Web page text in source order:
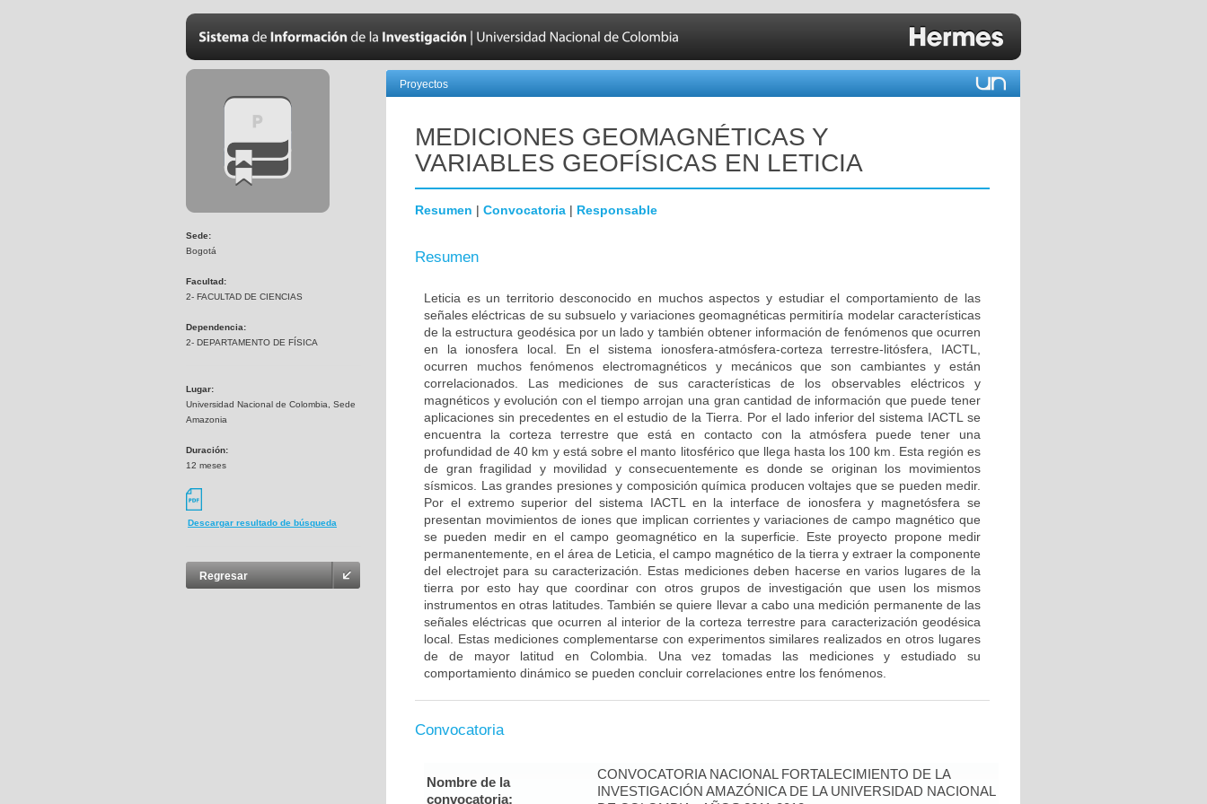
Sede:
Bogotá
Facultad:
2- FACULTAD DE CIENCIAS
Dependencia:
2- DEPARTAMENTO DE FÍSICA
Lugar:
Universidad Nacional de Colombia, Sede
Amazonia
Duración:
12 meses
Descargar resultado de búsqueda
Regresar
Proyectos
MEDICIONES GEOMAGNÉTICAS Y
VARIABLES GEOFÍSICAS EN LETICIA
Resumen | Convocatoria | Responsable
Resumen
Leticia es un territorio desconocido en muchos aspectos y estudiar el comportamiento de las
señales eléctricas de su subsuelo y variaciones geomagnéticas permitiría modelar características
de la estructura geodésica por un lado y también obtener información de fenómenos que ocurren
en la ionosfera local. En el sistema ionosfera-atmósfera-corteza terrestre-litósfera, IACTL,
ocurren muchos fenómenos electromagnéticos y mecánicos que son cambiantes y están
correlacionados. Las mediciones de sus características de los observables eléctricos y
magnéticos y evolución con el tiempo arrojan una gran cantidad de información que puede tener
aplicaciones sin precedentes en el estudio de la Tierra. Por el lado inferior del sistema IACTL se
encuentra la corteza terrestre que está en contacto con la atmósfera puede tener una
profundidad de 40 km y está sobre el manto litosférico que llega hasta los 100 km. Esta región es
de gran fragilidad y movilidad y consecuentemente es donde se originan los movimientos
sísmicos. Las grandes presiones y composición química producen voltajes que se pueden medir.
Por el extremo superior del sistema IACTL en la interface de ionosfera y magnetósfera se
presentan movimientos de iones que implican corrientes y variaciones de campo magnético que
se pueden medir en el campo geomagnético en la superficie. Este proyecto propone medir
permanentemente, en el área de Leticia, el campo magnético de la tierra y extraer la componente
del electrojet para su caracterización. Estas mediciones deben hacerse en varios lugares de la
tierra por esto hay que coordinar con otros grupos de investigación que usen los mismos
instrumentos en otras latitudes. También se quiere llevar a cabo una medición permanente de las
señales eléctricas que ocurren al interior de la corteza terrestre para caracterización geodésica
local. Estas mediciones complementarse con experimentos similares realizados en otros lugares
de de mayor latitud en Colombia. Una vez tomadas las mediciones y estudiado su
comportamiento dinámico se pueden concluir correlaciones entre los fenómenos.
Convocatoria
Nombre de la
convocatoria:
CONVOCATORIA NACIONAL FORTALECIMIENTO DE LA
INVESTIGACIÓN AMAZÓNICA DE LA UNIVERSIDAD NACIONAL